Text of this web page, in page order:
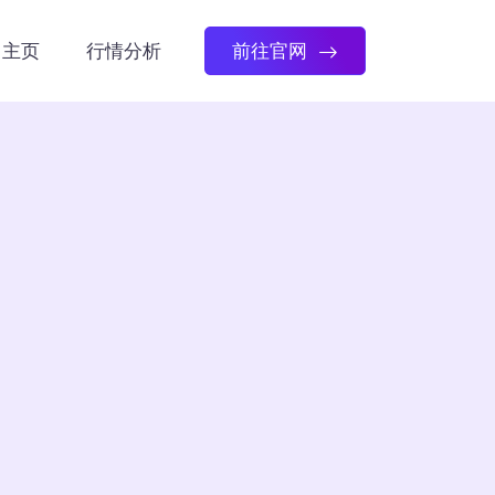
主页 行情分析 前往官网